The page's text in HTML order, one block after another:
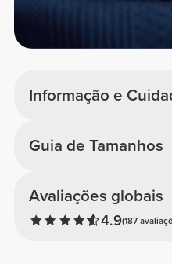
Informação e
Avaliações globais
4.9(187
Guia de Tamanhos